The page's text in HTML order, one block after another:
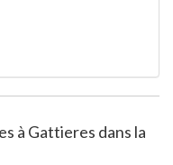
à Gattieres dans la